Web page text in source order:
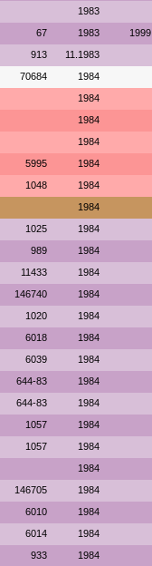
1983
67 1983 1999
913 11.1983
70684 1984
1984
1984
1984
5995 1984
1048 1984
1984
1025 1984
989 1984
11433 1984
146740 1984
1020 1984
6018 1984
6039 1984
644-83 1984
644-83 1984
1057 1984
1057 1984
1984
146705 1984
6010 1984
6014 1984
933 1984